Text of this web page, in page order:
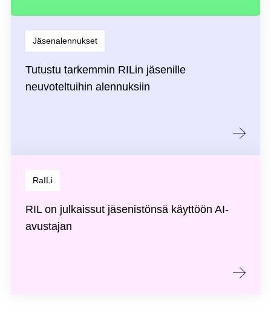
Jäsenalennukset
Tutustu tarkemmin RILin jäsenille
neuvoteltuihin alennuksiin
RaILi
RIL on julkaissut jäsenistönsä käyttöön AI-
avustajan